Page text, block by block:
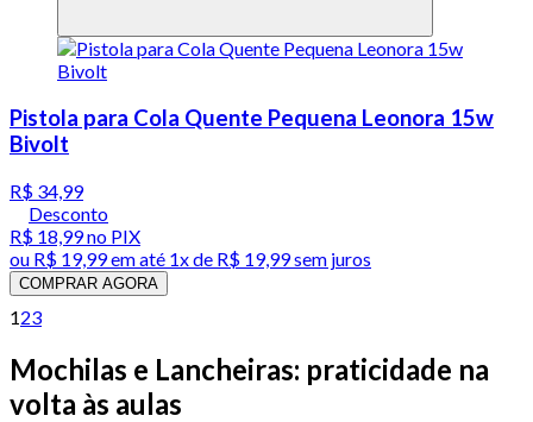
Pistola para Cola Quente Pequena Leonora 15w
Bivolt
R$ 34,99
Desconto
R$ 18,99no PIX
ou R$ 19,99em até 1x de R$ 19,99sem juros
COMPRAR AGORA
123
Mochilas e Lancheiras: praticidade na
volta às aulas